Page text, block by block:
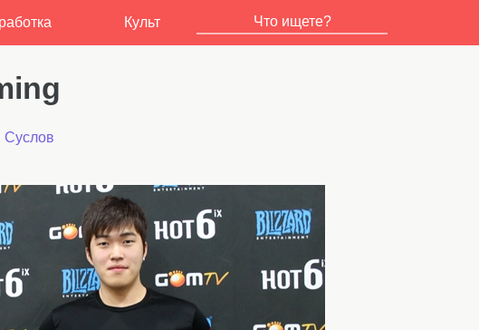
Культ
Суслов